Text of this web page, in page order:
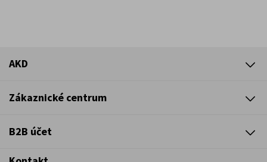
AKD
Zákaznické centrum
B2B účet